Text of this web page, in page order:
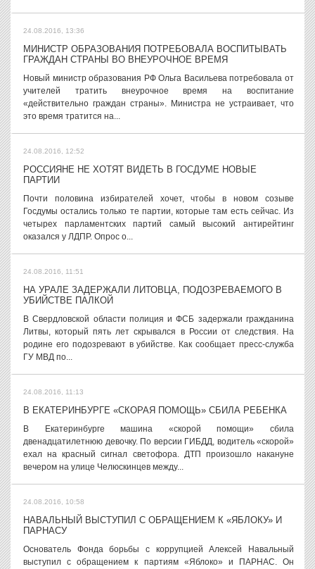
24.08.2016, 13:36
МИНИСТР ОБРАЗОВАНИЯ ПОТРЕБОВАЛА ВОСПИТЫВАТЬ
ГРАЖДАН СТРАНЫ ВО ВНЕУРОЧНОЕ ВРЕМЯ
Новый министр образования РФ Ольга Васильева потребовала от
учителей тратить внеурочное время на воспитание
«действительно граждан страны». Министра не устраивает, что
это время тратится на...
24.08.2016, 12:52
РОССИЯНЕ НЕ ХОТЯТ ВИДЕТЬ В ГОСДУМЕ НОВЫЕ
ПАРТИИ
Почти половина избирателей хочет, чтобы в новом созыве
Госдумы остались только те партии, которые там есть сейчас. Из
четырех парламентских партий самый высокий антирейтинг
оказался у ЛДПР. Опрос о...
24.08.2016, 11:51
НА УРАЛЕ ЗАДЕРЖАЛИ ЛИТОВЦА, ПОДОЗРЕВАЕМОГО В
УБИЙСТВЕ ПАЛКОЙ
В Свердловской области полиция и ФСБ задержали гражданина
Литвы, который пять лет скрывался в России от следствия. На
родине его подозревают в убийстве. Как сообщает пресс-служба
ГУ МВД по...
24.08.2016, 11:13
В ЕКАТЕРИНБУРГЕ «СКОРАЯ ПОМОЩЬ» СБИЛА РЕБЕНКА
В Екатеринбурге машина «скорой помощи» сбила
двенадцатилетнюю девочку. По версии ГИБДД, водитель «скорой»
ехал на красный сигнал светофора. ДТП произошло накануне
вечером на улице Челюскинцев между...
24.08.2016, 10:58
НАВАЛЬНЫЙ ВЫСТУПИЛ С ОБРАЩЕНИЕМ К «ЯБЛОКУ» И
ПАРНАСУ
Основатель Фонда борьбы с коррупцией Алексей Навальный
выступил с обращением к партиям «Яблоко» и ПАРНАС. Он